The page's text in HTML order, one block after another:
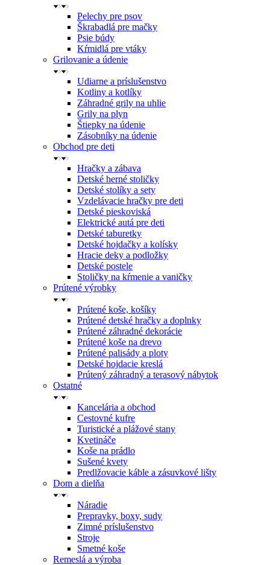
Pelechy pre psov
Škrabadlá pre mačky
Psie búdy
Kŕmidlá pre vtáky
Grilovanie a údenie
Udiarne a príslušenstvo
Kotliny a kotlíky
Záhradné grily na uhlie
Grily na plyn
Štiepky na údenie
Zásobníky na údenie
Obchod pre deti
Hračky a zábava
Detské herné stoličky
Detské stolíky a sety
Vzdelávacie hračky pre deti
Detské pieskoviská
Elektrické autá pre deti
Detské taburetky
Detské hojdačky a kolísky
Hracie deky a podložky
Detské postele
Stoličky na kŕmenie a vaničky
Prútené výrobky
Prútené koše, košíky
Prútené detské hračky a doplnky
Prútené záhradné dekorácie
Prútené koše na drevo
Prútené palisády a ploty
Detské hojdacie kreslá
Prútený záhradný a terasový nábytok
Ostatné
Kancelária a obchod
Cestovné kufre
Turistické a plážové stany
Kvetináče
Koše na prádlo
Sušené kvety
Predlžovacie káble a zásuvkové lišty
Dom a dielňa
Náradie
Prepravky, boxy, sudy
Zimné príslušenstvo
Stroje
Smetné koše
Remeslá a výroba